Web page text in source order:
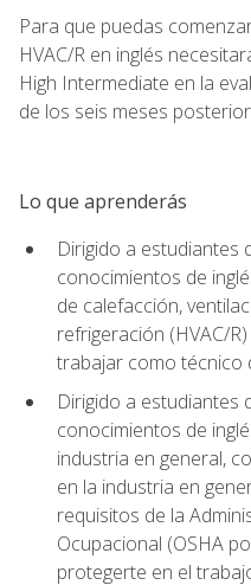
Para que puedas
HVAC/R en inglés
High Intermediate en la
de los seis meses
Lo que aprenderás
Dirigido a estudiantes
conocimientos de
de calefacción,
refrigeración (HVAC/
trabajar como técnico
Dirigido a estudiantes
conocimientos de
industria en general,
en la industria en
requisitos de la
Ocupacional (OSHA
protegerte en el